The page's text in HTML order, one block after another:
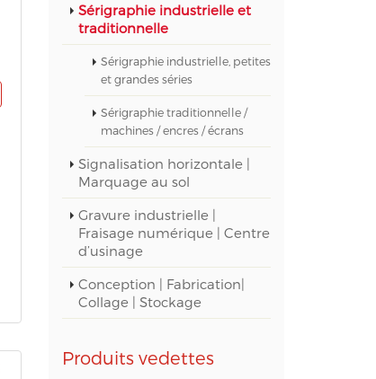
Sérigraphie industrielle et
traditionnelle
Sérigraphie industrielle, petites
et grandes séries
Sérigraphie traditionnelle /
machines / encres / écrans
Signalisation horizontale |
Marquage au sol
Gravure industrielle |
Fraisage numérique | Centre
d’usinage
Conception | Fabrication|
Collage | Stockage
Produits vedettes